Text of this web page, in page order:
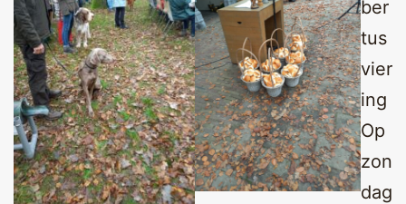
ber
tus
vier
ing
Op
zon
dag